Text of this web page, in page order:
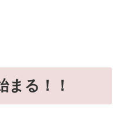
まる！！